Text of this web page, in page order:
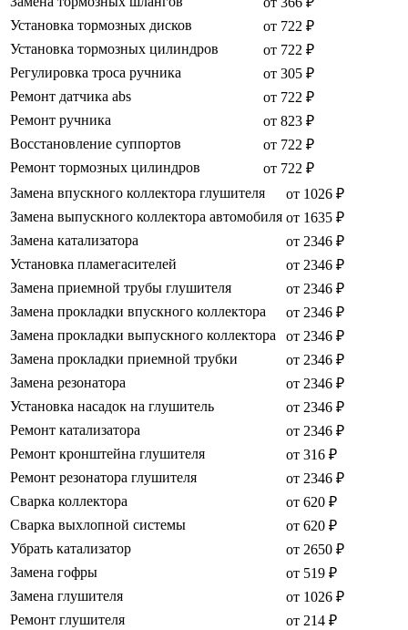
Установка тормозных дисков
от 722 ₽
Установка тормозных цилиндров
от 722 ₽
Регулировка троса ручника
от 305 ₽
Ремонт датчика abs
от 722 ₽
Ремонт ручника
от 823 ₽
Восстановление суппортов
от 722 ₽
Ремонт тормозных цилиндров
от 722 ₽
Замена впускного коллектора глушителя
от 1026 ₽
Замена выпускного коллектора автомобиля от 1635 ₽
Замена катализатора
от 2346 ₽
Установка пламегасителей
от 2346 ₽
Замена приемной трубы глушителя
от 2346 ₽
Замена прокладки впускного коллектора
от 2346 ₽
Замена прокладки выпускного коллектора
от 2346 ₽
Замена прокладки приемной трубки
от 2346 ₽
Замена резонатора
от 2346 ₽
Установка насадок на глушитель
от 2346 ₽
Ремонт катализатора
от 2346 ₽
Ремонт кронштейна глушителя
от 316 ₽
Ремонт резонатора глушителя
от 2346 ₽
Сварка коллектора
от 620 ₽
Сварка выхлопной системы
от 620 ₽
Убрать катализатор
от 2650 ₽
Замена гофры
от 519 ₽
Замена глушителя
от 1026 ₽
Ремонт глушителя
от 214 ₽